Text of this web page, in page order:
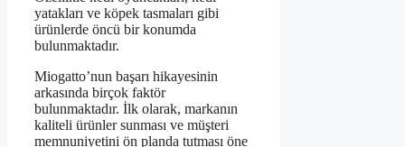
yatakları ve köpek tasmaları gibi
ürünlerde öncü bir konumda
bulunmaktadır.
Miogatto’nun başarı hikayesinin
arkasında birçok faktör
bulunmaktadır. İlk olarak, markanın
kaliteli ürünler sunması ve müşteri
memnuniyetini ön planda tutması öne